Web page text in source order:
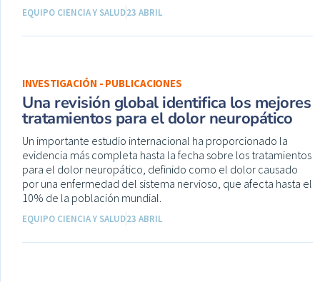
EQUIPO CIENCIA Y SALUD23 ABRIL
INVESTIGACIÓN - PUBLICACIONES
Una revisión global identifica los mejores
tratamientos para el dolor neuropático
Un importante estudio internacional ha proporcionado la
evidencia más completa hasta la fecha sobre los tratamientos
para el dolor neuropático, definido como el dolor causado
por una enfermedad del sistema nervioso, que afecta hasta el
10% de la población mundial.
EQUIPO CIENCIA Y SALUD23 ABRIL